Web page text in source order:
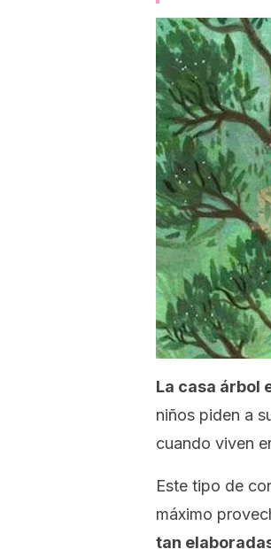
La casa árbol
niños piden a
cuando viven
Este tipo de
máximo
tan